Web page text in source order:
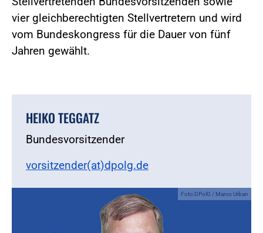
vier gleichberechtigten Stellvertretern und wird
vom Bundeskongress für die Dauer von fünf
Jahren gewählt.
HEIKO TEGGATZ
Bundesvorsitzender
vorsitzender(at)dpolg.de
Foto:DPolG / Marco Urban